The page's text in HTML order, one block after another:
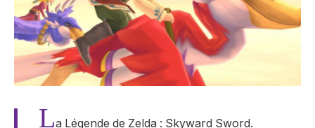
La Légende de Zelda : Skyward Sword.